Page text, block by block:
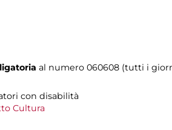
al numero 060608 (tutti i
con disabilità
Cultura